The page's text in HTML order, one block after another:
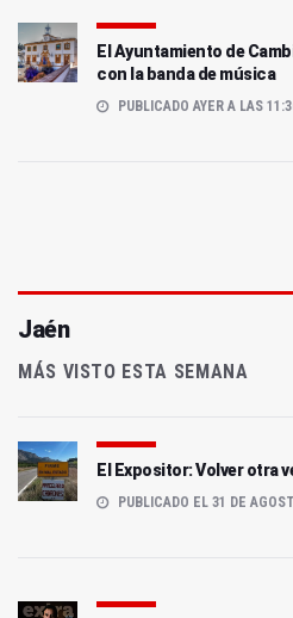
El Ayuntamiento de
con la banda de música
PUBLICADO AYER A LAS
Jaén
MÁS VISTO ESTA SEMANA
El Expositor: Volver otra
PUBLICADO EL 31 DE